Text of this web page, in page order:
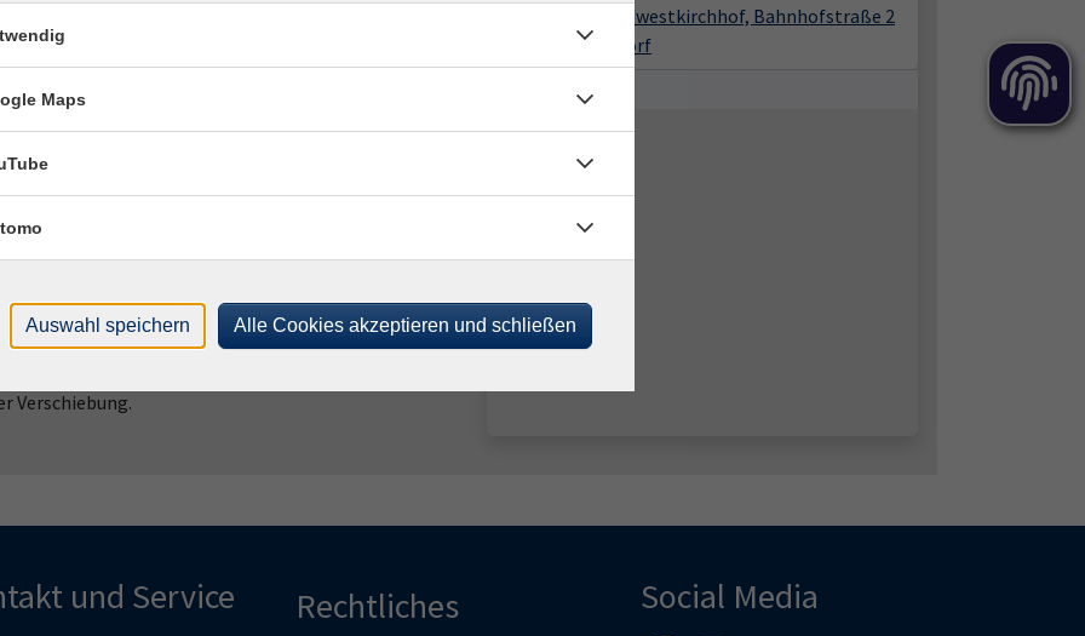
but is also a historian well versed in the multi-
member of the friends association.
Learners at the same time.
place is included!
2, 14532 Stahnsdorf. Bitte tragen Sie Schuhe, in
sind auch Regen-, Sonnen- oder Mückenschutz
oder Gewitter) informieren wir am Tag der
Verschiebung.
Stahnsdorf, Südwestkirchhof, Bahnhofstraße 2
14532 Stahnsdorf
und Service Rechtliches Social Media
Maps
Auswahl speichern Alle Cookies akzeptieren und schließen